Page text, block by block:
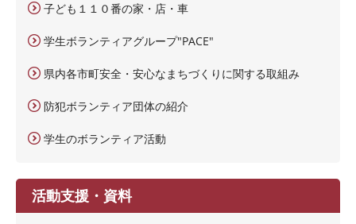
子ども１１０番の家・店・車
学生ボランティアグループ"PACE"
県内各市町安全・安心なまちづくりに関する取組み
防犯ボランティア団体の紹介
学生のボランティア活動
活動支援・資料